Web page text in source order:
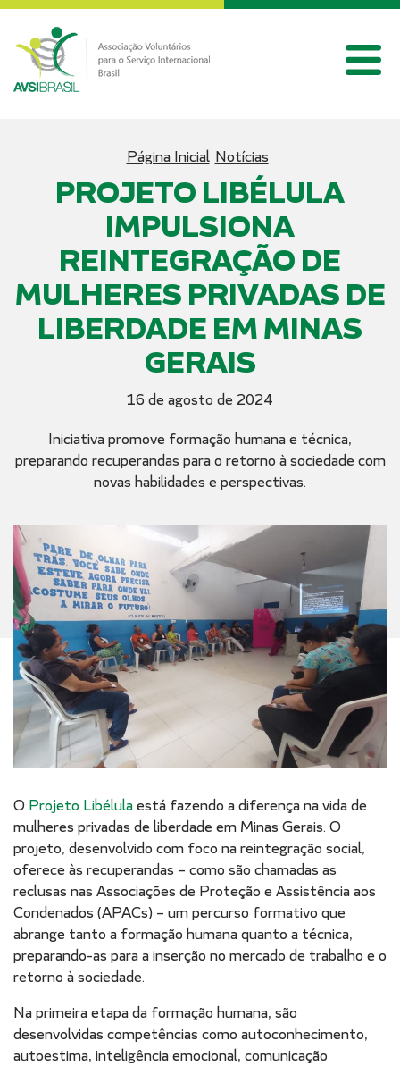
Página Inicial Notícias
PROJETO LIBÉLULA
IMPULSIONA
REINTEGRAÇÃO DE
MULHERES PRIVADAS DE
LIBERDADE EM MINAS
GERAIS
16 de agosto de 2024
Iniciativa promove formação humana e técnica,
preparando recuperandas para o retorno à sociedade com
novas habilidades e perspectivas.
O Projeto Libélula está fazendo a diferença na vida de
mulheres privadas de liberdade em Minas Gerais. O
projeto, desenvolvido com foco na reintegração social,
oferece às recuperandas – como são chamadas as
reclusas nas Associações de Proteção e Assistência aos
Condenados (APACs) – um percurso formativo que
abrange tanto a formação humana quanto a técnica,
preparando-as para a inserção no mercado de trabalho e o
retorno à sociedade.
Na primeira etapa da formação humana, são
desenvolvidas competências como autoconhecimento,
autoestima, inteligência emocional, comunicação